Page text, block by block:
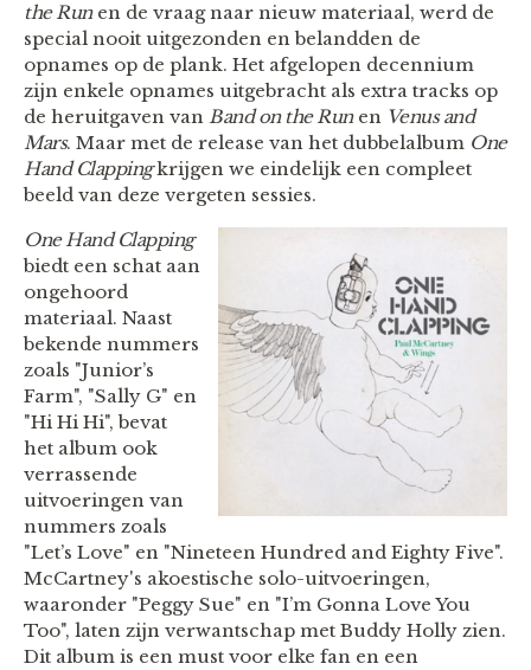
the Runen de vraag naar nieuw materiaal, werd de
special nooit uitgezonden en belandden de
opnames op de plank. Het afgelopen decennium
zijn enkele opnames uitgebracht als extra tracks op
de heruitgaven van Band on the Runen Venus and
Mars. Maar met de release van het dubbelalbum One
Hand Clappingkrijgen we eindelijk een compleet
beeld van deze vergeten sessies.
One Hand Clapping
biedt een schat aan
ongehoord
materiaal. Naast
bekende nummers
zoals "Junior’s
Farm", "Sally G" en
"Hi Hi Hi", bevat
het album ook
verrassende
uitvoeringen van
nummers zoals
"Let’s Love" en "Nineteen Hundred and Eighty Five".
McCartney's akoestische solo-uitvoeringen,
waaronder "Peggy Sue" en "I’m Gonna Love You
Too", laten zijn verwantschap met Buddy Holly zien.
Dit album is een must voor elke fan en een